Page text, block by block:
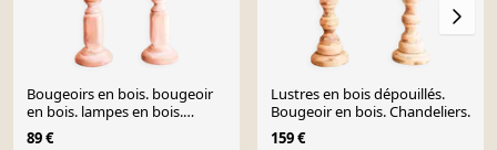
Bougeoirs en bois. bougeoir
en bois. lampes en bois.
chandeliers en bois.
89 €
Lustres en bois dépouillés.
Bougeoir en bois. Chandeliers.
159 €